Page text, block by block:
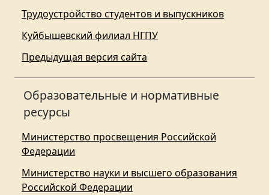
Трудоустройство студентов и выпускников
Куйбышевский филиал НГПУ
Предыдущая версия сайта
Образовательные и нормативные
ресурсы
Министерство просвещения Российской
Федерации
Министерство науки и высшего образования
Российской Федерации